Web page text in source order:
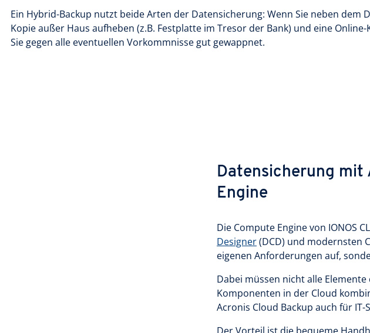
Ein Hybrid-Backup nutzt beide Arten der Datensicherung: Wenn Sie neben dem
Kopie außer Haus aufheben (z.B. Festplatte im Tresor der Bank) und eine
Sie gegen alle eventuellen Vorkommnisse gut gewappnet.
Datensicherung mit
Engine
Die Compute Engine von IONOS
Designer(DCD) und modernsten
eigenen Anforderungen auf,
Dabei müssen nicht alle
Komponenten in der Cloud
Acronis Cloud Backup auch für